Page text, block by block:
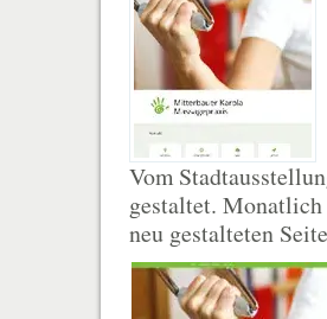
Vom
gestaltet.
neu gestalteten